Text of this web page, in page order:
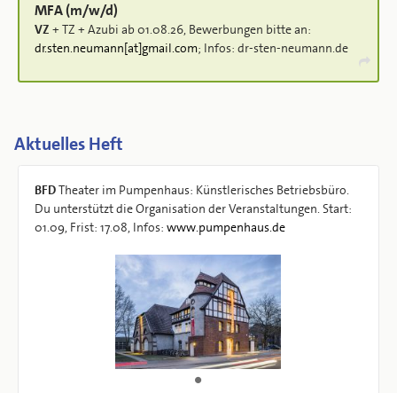
MFA (m/w/d)
VZ + TZ + Azubi ab 01.08.26, Bewerbungen bitte an:
dr.sten.neumann[at]gmail.com; Infos: dr-sten-neumann.de
Aktuelles Heft
BFDTheater im Pumpenhaus: Künstlerisches Betriebsbüro.
Du unterstützt die Organisation der Veranstaltungen. Start:
01.09, Frist: 17.08, Infos: www.​pumpenhaus.​de